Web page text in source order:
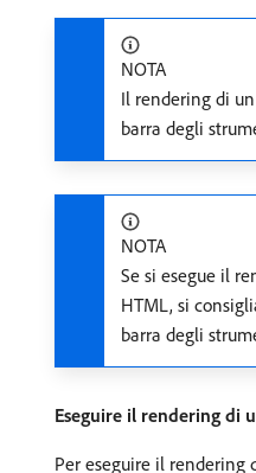
NOTA
Il rendering di
barra degli
NOTA
Se si esegue il
HTML, si
barra degli
Eseguire il rendering di
Per eseguire il rendering